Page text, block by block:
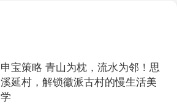
申宝策略 青山为枕，流水为邻！思
溪延村，解锁徽派古村的慢生活美
学